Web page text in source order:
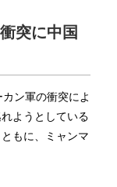
突に中国
ン軍の衝突によ
ようとしている
もに、ミャンマ